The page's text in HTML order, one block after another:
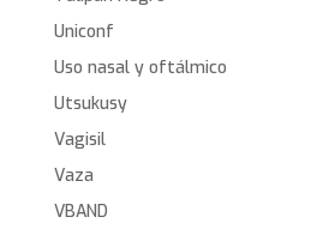
Uniconf
Uso nasal y oftálmico
Utsukusy
Vagisil
Vaza
VBAND